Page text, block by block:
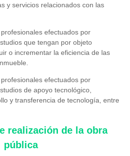
y servicios relacionados con las
efectuados por
que tengan por objeto
o incrementar la eficiencia de las
efectuados por
de apoyo tecnológico,
y transferencia de tecnología, entre
realización de la obra
pública